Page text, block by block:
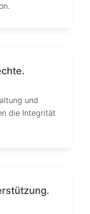
und
die Integrität